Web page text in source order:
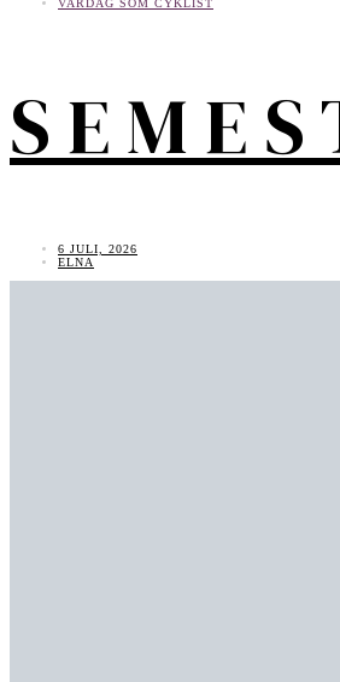
VARDAG SOM CYKLIST
S E M E S
6 JULI, 2026
ELNA